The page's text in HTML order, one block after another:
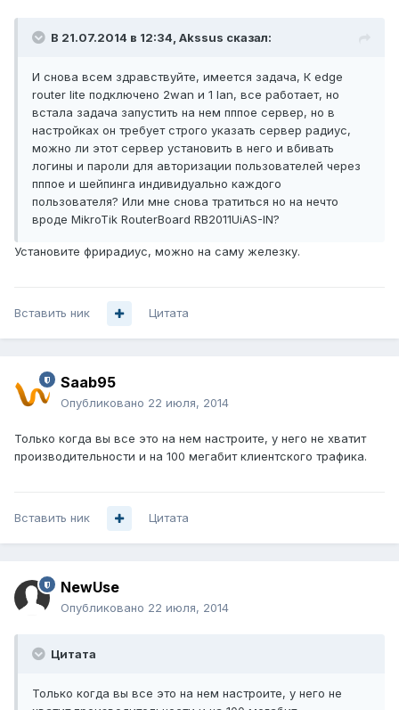
В 21.07.2014 в 12:34, Akssus сказал:
И снова всем здравствуйте, имеется задача, К edge
router lite подключено 2wan и 1 lan, все работает, но
встала задача запустить на нем пппое сервер, но в
настройках он требует строго указать сервер радиус,
можно ли этот сервер установить в него и вбивать
логины и пароли для авторизации пользователей через
пппое и шейпинга индивидуально каждого
пользователя? Или мне снова тратиться но на нечто
вроде MikroTik RouterBoard RB2011UiAS-IN?
Установите фрирадиус, можно на саму железку.
Вставить ник Цитата
Saab95
Опубликовано 22 июля, 2014
Только когда вы все это на нем настроите, у него не хватит
производительности и на 100 мегабит клиентского трафика.
Вставить ник Цитата
NewUse
Опубликовано 22 июля, 2014
Цитата
Только когда вы все это на нем настроите, у него не